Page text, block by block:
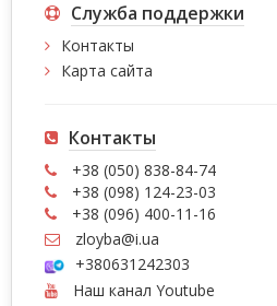
Служба поддержки
Контакты
Карта сайта
Контакты
+38 (050) 838-84-74
+38 (098) 124-23-03
+38 (096) 400-11-16
zloyba@i.ua
+380631242303
Наш канал Youtube